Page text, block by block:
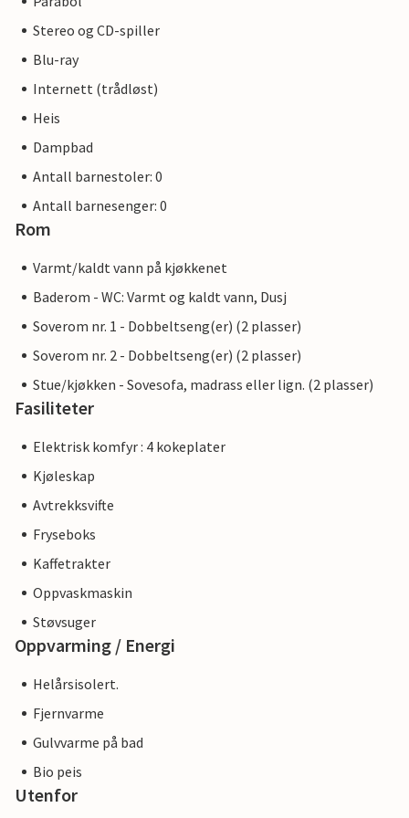
også innen rekkevidde for en utflukt.
Stereo og CD-spiller
Blu-ray
Internett (trådløst)
Heis
Dampbad
Antall barnestoler: 0
Antall barnesenger: 0
Rom
Varmt/kaldt vann på kjøkkenet
Baderom - WC: Varmt og kaldt vann, Dusj
Soverom nr. 1 - Dobbeltseng(er) (2 plasser)
Soverom nr. 2 - Dobbeltseng(er) (2 plasser)
Stue/kjøkken - Sovesofa, madrass eller lign. (2 plasser)
Fasiliteter
Elektrisk komfyr : 4 kokeplater
Kjøleskap
Avtrekksvifte
Fryseboks
Kaffetrakter
Oppvaskmaskin
Støvsuger
Oppvarming / Energi
Helårsisolert.
Fjernvarme
Gulvvarme på bad
Bio peis
Utenfor